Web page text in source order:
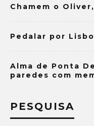
Chamem o
Pedalar por
Alma de Ponta
paredes com
PESQUISA